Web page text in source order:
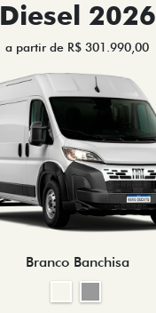
Diesel 2026
a partir de R$ 301.990,00
Branco Banchisa